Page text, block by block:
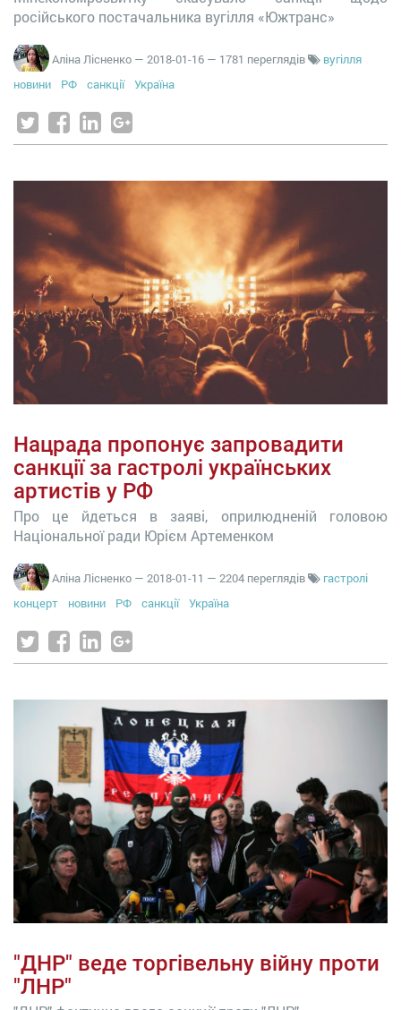
російського постачальника вугілля «Южтранс»
Аліна Лісненко — 2018-01-16 — 1781 переглядів
вугілля
новини
РФ санкції Україна
Нацрада пропонує запровадити
санкції за гастролі українських
артистів у РФ
Про це йдеться в заяві, оприлюдненій головою
Національної ради Юрієм Артеменком
Аліна Лісненко — 2018-01-11 — 2204 переглядів
гастролі
концерт
новини РФ санкції Україна
"ДНР" веде торгівельну війну проти
"ЛНР"